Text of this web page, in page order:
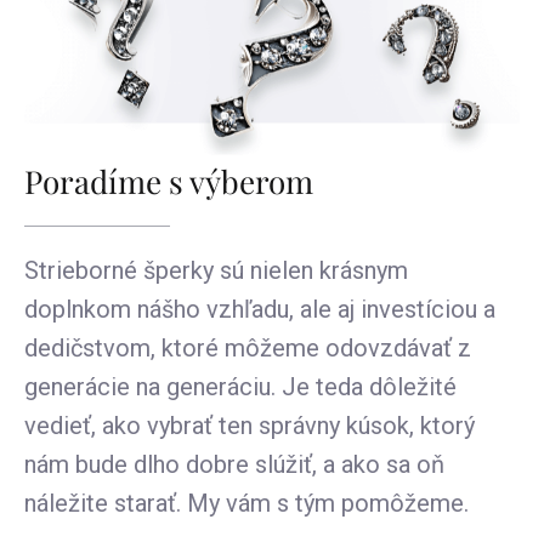
Poradíme s výberom
Strieborné šperky sú nielen krásnym
doplnkom nášho vzhľadu, ale aj investíciou a
dedičstvom, ktoré môžeme odovzdávať z
generácie na generáciu. Je teda dôležité
vedieť, ako vybrať ten správny kúsok, ktorý
nám bude dlho dobre slúžiť, a ako sa oň
náležite starať. My vám s tým pomôžeme.